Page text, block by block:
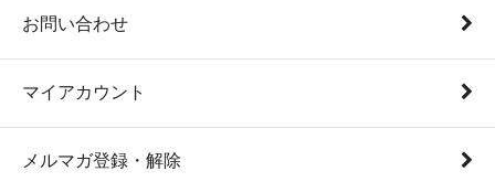
お問い合わせ
マイアカウント
メルマガ登録・解除